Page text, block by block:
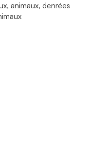
animaux, denrées